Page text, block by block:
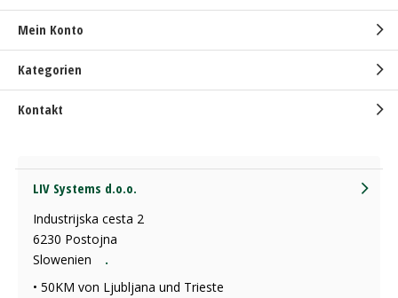
Mein Konto
Kategorien
Kontakt
LIV Systems d.o.o.
Industrijska cesta 2
6230 Postojna
Slowenien
.
• 50KM von Ljubljana und Trieste